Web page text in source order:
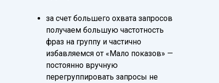
за счет большего охвата запросов
получаем большую частотность
фраз на группу и частично
избавляемся от «Мало показов» —
постоянно вручную
перегруппировать запросы не